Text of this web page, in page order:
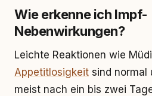
Wie erkenne ich Impf-
Nebenwirkungen?
Leichte Reaktionen wie
Appetitlosigkeit sind normal
meist nach ein bis zwei